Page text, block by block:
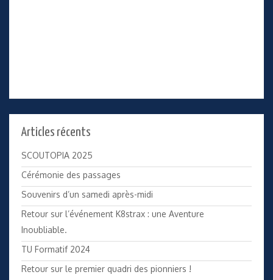
Articles récents
SCOUTOPIA 2025
Cérémonie des passages
Souvenirs d’un samedi après-midi
Retour sur l’événement K8strax : une Aventure
Inoubliable.
TU Formatif 2024
Retour sur le premier quadri des pionniers !